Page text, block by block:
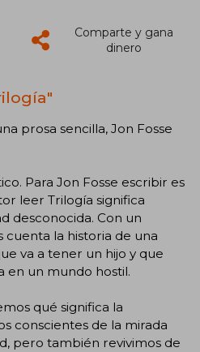
Comparte y gana
dinero
prosa sencilla, Jon Fosse
Para Jon Fosse escribir es
leer Trilogía significa
desconocida. Con un
cuenta la historia de una
va a tener un hijo y que
en un mundo hostil.
qué significa la
conscientes de la mirada
pero también revivimos de